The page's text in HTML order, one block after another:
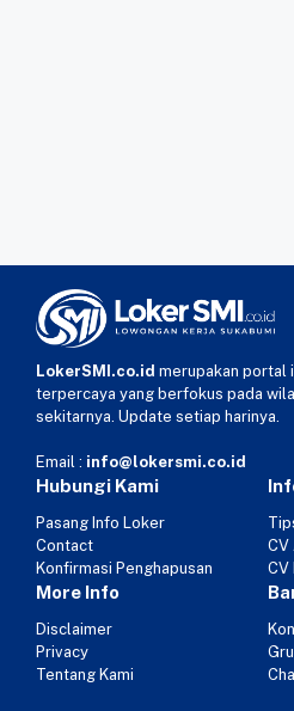
LokerSMI.co.id merupakan portal
terpercaya yang berfokus pada
sekitarnya. Update setiap harinya.
Email : info@lokersmi.co.id
Hubungi Kami
Pasang Info Loker
Contact
Konfirmasi Penghapusan
CV
CV
More Info
Disclaimer
Privacy
Tentang Kami